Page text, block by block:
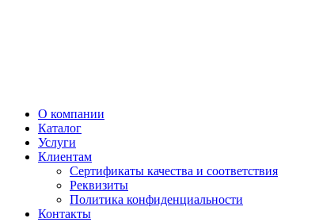
О компании
Каталог
Услуги
Клиентам
Сертификаты качества и соответствия
Реквизиты
Политика конфиден­циальности
Контакты